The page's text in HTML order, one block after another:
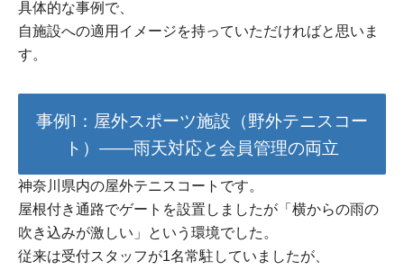
具体的な事例で、
自施設への適用イメージを持っていただければと思いま
す。
事例1：屋外スポーツ施設（野外テニスコー
ト）——雨天対応と会員管理の両立
神奈川県内の屋外テニスコートです。
屋根付き通路でゲートを設置しましたが「横からの雨の
吹き込みが激しい」という環境でした。
従来は受付スタッフが1名常駐していましたが、